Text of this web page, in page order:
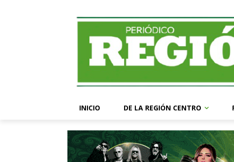
INICIO DE LA REGIÓN CENTRO